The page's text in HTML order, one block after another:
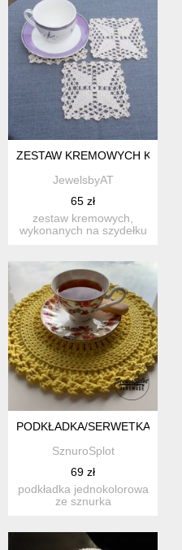
SZARE 6S
ZESTAW KREMOWYCH
JewelsbyAT
65 zł
zestaw kremowych,
wykonanych na szydełku
PODKŁADKA/SERWETKA ZE
SznuroSplot
69 zł
podkładka jednokolorowa
ze sznurka